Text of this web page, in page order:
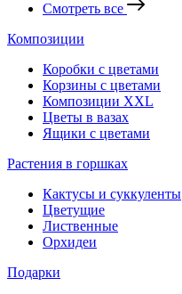
Смотреть все
Композиции
Коробки с цветами
Корзины с цветами
Композиции XXL
Цветы в вазах
Ящики с цветами
Растения в горшках
Кактусы и суккуленты
Цветущие
Лиственные
Орхидеи
Подарки